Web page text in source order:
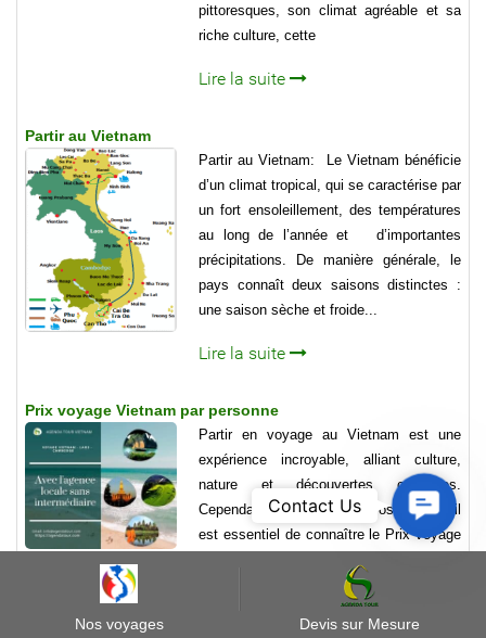
pittoresques, son climat agréable et sa
riche culture, cette
Lire la suite
Partir au Vietnam
Partir au Vietnam: Le Vietnam bénéficie
d’un climat tropical, qui se caractérise par
un fort ensoleillement, des températures
au long de l’année et d’importantes
précipitations. De manière générale, le
pays connaît deux saisons distinctes :
une saison sèche et froide...
Lire la suite
Prix voyage Vietnam par personne
Partir en voyage au Vietnam est une
expérience incroyable, alliant culture,
nature et découvertes culinaires.
Cependant, avant de faire vos valises, il
est essentiel de connaître le Prix voyage
votre budget en toute sérénité....
Nos voyages Devis sur Mesure
Contact
Contact Us